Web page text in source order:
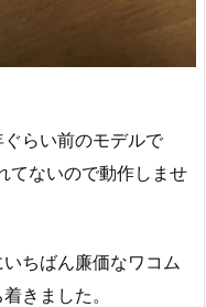
らい前のモデルで
てないので動作しませ
ちばん廉価なワコム
きました。